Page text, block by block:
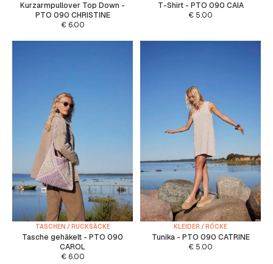
Kurzarmpullover Top Down -
PTO 090 CHRISTINE
€6.00
T-Shirt - PTO 090 CAIA
€ 5.00
TASCHEN / RUCKSÄCKE
Tasche gehäkelt - PTO 090
CAROL
€6.00
KLEIDER / RÖCKE
Tunika - PTO 090 CATRINE
€ 5.00